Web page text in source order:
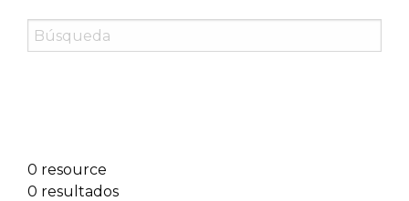
0 resource
0 resultados